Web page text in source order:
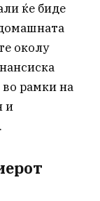
ќе биде
околу
во рамки на
и